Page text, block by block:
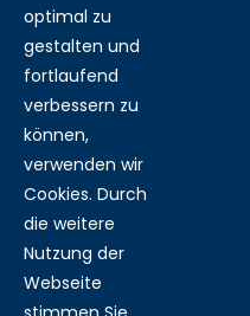
MITGLIED BEI:
RECHTLICHES:
optimal zu
gestalten und
fortlaufend
verbessern zu
können,
verwenden wir
Cookies. Durch
die weitere
Nutzung der
Webseite